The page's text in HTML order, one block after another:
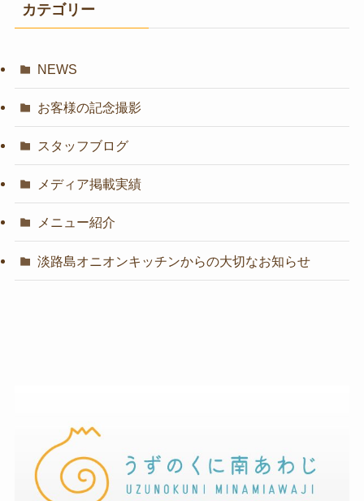
カテゴリー
NEWS
お客様の記念撮影
スタッフブログ
メディア掲載実績
メニュー紹介
淡路島オニオンキッチンからの大切なお知らせ